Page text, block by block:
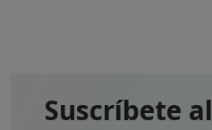
Suscríbete al